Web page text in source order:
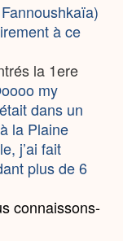
à ce
la 1ere
my
dans un
la Plaine
j’ai fait
plus de 6
connaissons-